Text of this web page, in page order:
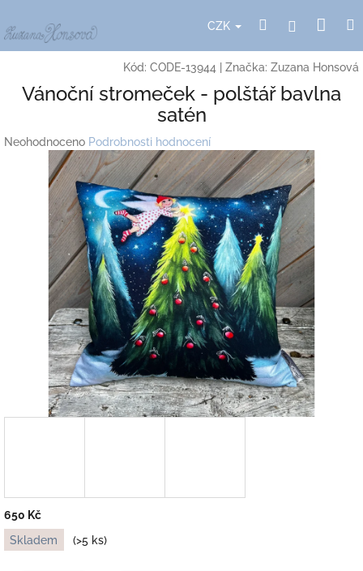
na
obsah
CZK HledatPřihlášení
Kód: CODE-13944 Značka: Zuzana Honsová
Vánoční stromeček - polštář bavlna
satén
Průměrné
produktu
hvězdiček.
Neohodnoceno Podrobnosti hodnocení
650 Kč
Měrná
cena:
Skladem (>5 ks)